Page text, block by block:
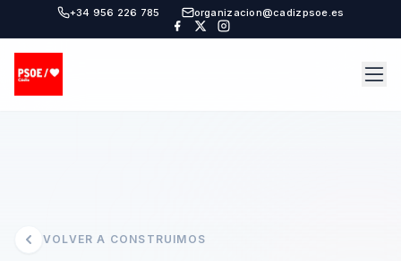
+34 956 226 785 organizacion@cadizpsoe.es
VOLVER A CONSTRUIMOS